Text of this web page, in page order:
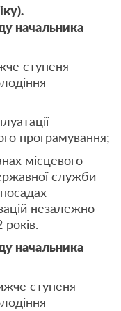
).
начальника
ступеня
програмування;
місцевого
служби
незалежно
начальника
ступеня